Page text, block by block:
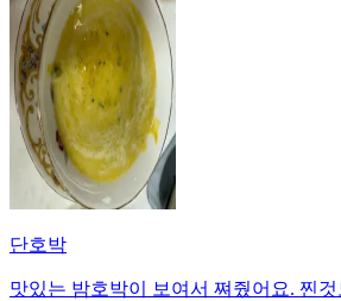
단호박
맛있는 밤호박이 보여서 쪄줬어요. 찐